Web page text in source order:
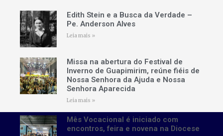
Edith Stein e a Busca da Verdade –
Pe. Anderson Alves
Leia mais »
Missa na abertura do Festival de
Inverno de Guapimirim, reúne fiéis de
Nossa Senhora da Ajuda e Nossa
Senhora Aparecida
Leia mais »
Mês Vocacional é iniciado com
encontros, feira e novena na Diocese